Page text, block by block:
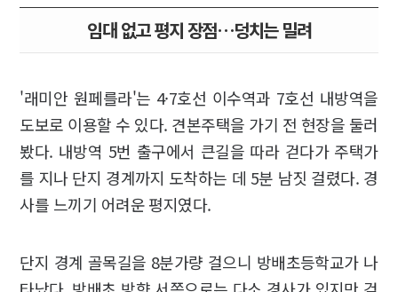
임대 없고 평지 장점…덩치는 밀려
'래미안 원페를라'는 4·7호선 이수역과 7호선 내방역을
도보로 이용할 수 있다. 견본주택을 가기 전 현장을 둘러
봤다. 내방역 5번 출구에서 큰길을 따라 걷다가 주택가
를 지나 단지 경계까지 도착하는 데 5분 남짓 걸렸다. 경
사를 느끼기 어려운 평지였다.
단지 경계 골목길을 8분가량 걸으니 방배초등학교가 나